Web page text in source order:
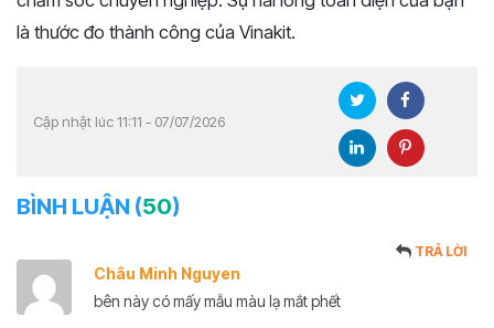
là thước đo thành công của Vinakit.
Cập nhật lúc 11:11 - 07/07/2026
BÌNH LUẬN (50)
Châu Minh Nguyen
TRẢ LỜI
bên này có mấy mẫu màu lạ mắt phết